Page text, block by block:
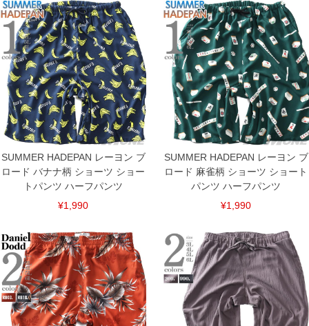
下着(肌着)やワイシャツは商品の性質上、返品交換不可とさせて頂いております。予め
ご了承くださいませ。
※【ボトムの裾上げをご希望の場合】
裾上げ料金は500円+税となります。
備考欄に股下●cmとご記入下さい。（裾上げ無料対象商品は1本につき税込6,000円以
上の品が対象。1本5,999円以下の商品は有料（500円+税）となります。）
出荷まで約1週間～20日間程お時間を頂く場合がございます。
尚、裾上げした商品は返品・交換不可となりますので、予めご了承下さい。
一部、お直しに対応出来ない商品がございます。(例：裾にファスナーや調節ひもが付
いている、極端なデザインが施されている等)
※商品によって若干のサイズの誤差がございます。また、お客様がご使用の環境（コ
ンピュータ画面）によって、商品の色味が若干異なる場合がございます。予めご了承
ください。
※当店での掲載商品は、実店鋪と在庫を共用しておりますので店頭での売り違い、店
舗からのお取り寄せ等により、お客様にご迷惑をお掛けしてしまう場合がございま
す。そのようなことがない様最大限に努めておりますが、もしあった場合速やかにご
SUMMER HADEPAN レーヨン ブ
ロード バナナ柄 ショーツ ショー
トパンツ ハーフパンツ
¥1,990
SUMMER HADEPAN レーヨン ブ
ロード 麻雀柄 ショーツ ショート
パンツ ハーフパンツ
¥1,990